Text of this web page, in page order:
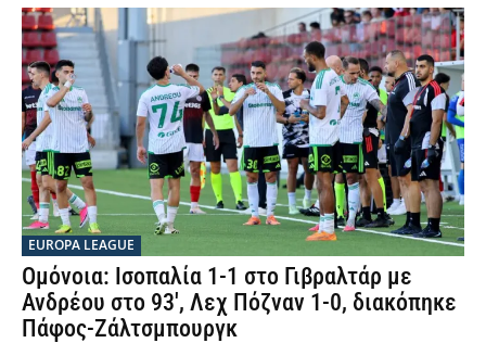
EUROPA LEAGUE
Ομόνοια: Ισοπαλία 1-1 στο Γιβραλτάρ με
Ανδρέου στο 93′, Λεχ Πόζναν 1-0, διακόπηκε
Πάφος-Ζάλτσμπουργκ